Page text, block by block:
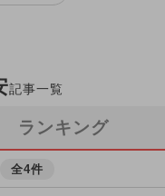
記事一覧
ランキング
全4件